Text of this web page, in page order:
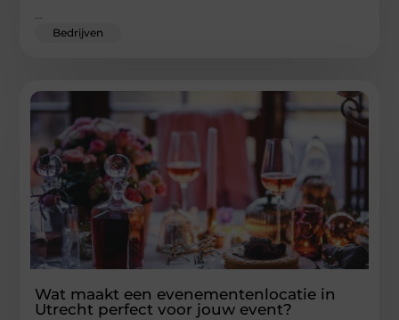
Bedrijven
Wat maakt een evenementenlocatie in
Utrecht perfect voor jouw event?